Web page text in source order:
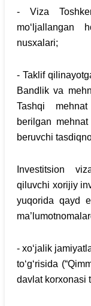
- Viza
mo‘ljallangan
nusxalari;
- Taklif
Bandlik va
Tashqi
berilgan
beruvchi
Investitsion
qiluvchi xorijiy
yuqorida qayd
- xo‘jalik
to‘g‘risida
davlat korxonasi